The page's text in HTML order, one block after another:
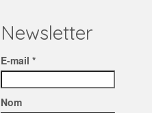
Newsletter
E-mail *
Nom